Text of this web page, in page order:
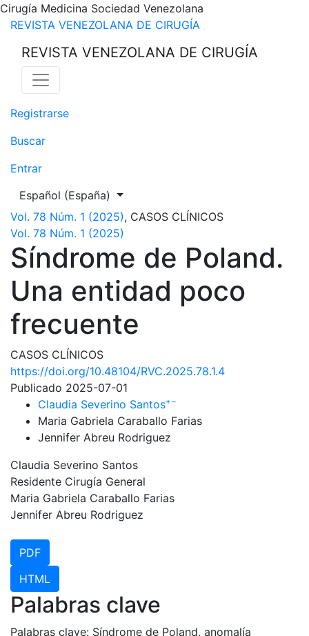
Cirugía Medicina Sociedad Venezolana
Síndrome de Poland. Una entidad poco frecuente
REVISTA VENEZOLANA DE CIRUGÍA
REVISTA VENEZOLANA DE CIRUGÍA
Registrarse
Buscar
Entrar
Cambiar el idioma. El actual es:
Español (España)
Vol. 78 Núm. 1 (2025), CASOS CLÍNICOS
Vol. 78 Núm. 1 (2025)
Síndrome de Poland.
Una entidad poco
frecuente
CASOS CLÍNICOS
https://doi.org/10.48104/RVC.2025.78.1.4
Publicado 2025-07-01
Claudia Severino Santos+−
Maria Gabriela Caraballo Farias
Jennifer Abreu Rodriguez
Claudia Severino Santos
Residente Cirugía General
Maria Gabriela Caraballo Farias
Jennifer Abreu Rodriguez
PDF
HTML
Palabras clave
Palabras clave: Síndrome de Poland, anomalía